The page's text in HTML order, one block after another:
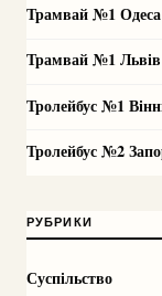
Трамвай №1 Одеса
Трамвай №1 Львів
Тролейбус №1
Тролейбус №2
РУБРИКИ
Суспільство